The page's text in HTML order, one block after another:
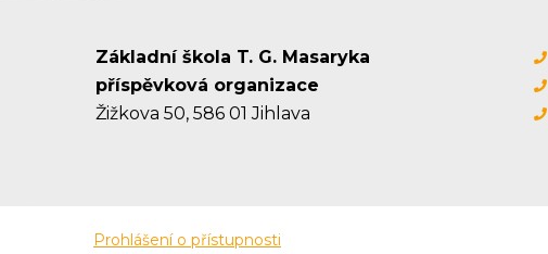
Základní škola T. G. Masaryka
příspěvková organizace
Žižkova 50, 586 01 Jihlava
Prohlášení o přístupnosti